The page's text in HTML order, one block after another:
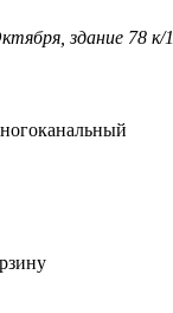
здание 78 к/1